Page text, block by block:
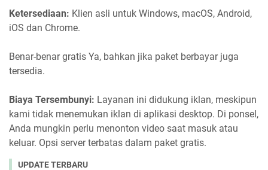
Ketersediaan: Klien asli untuk Windows, macOS, Android,
iOS dan Chrome.
Benar-benar gratis Ya, bahkan jika paket berbayar juga
tersedia.
Biaya Tersembunyi: Layanan ini didukung iklan, meskipun
kami tidak menemukan iklan di aplikasi desktop. Di ponsel,
Anda mungkin perlu menonton video saat masuk atau
keluar. Opsi server terbatas dalam paket gratis.
UPDATE TERBARU